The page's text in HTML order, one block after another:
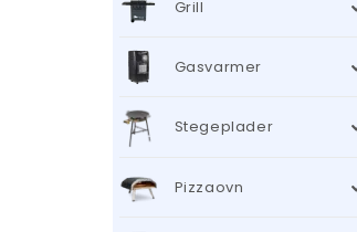
Grill
Gasvarmer
Stegeplader
Pizzaovn